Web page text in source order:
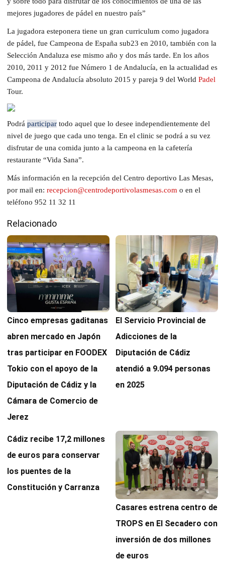
mejores jugadores de pádel en nuestro país”
La jugadora esteponera tiene un gran curriculum como jugadora
de pádel, fue Campeona de España sub23 en 2010, también con la
Selección Andaluza ese mismo año y dos más tarde. En los años
2010, 2011 y 2012 fue Número 1 de Andalucía, en la actualidad es
Campeona de Andalucía absoluto 2015 y pareja 9 del World Padel
Tour.
Podrá participar todo aquel que lo desee independientemente del
nivel de juego que cada uno tenga. En el clinic se podrá a su vez
disfrutar de una comida junto a la campeona en la cafetería
restaurante “Vida Sana”.
Más información en la recepción del Centro deportivo Las Mesas,
por mail en: recepcion@centrodeportivolasmesas.com o en el
teléfono 952 11 32 11
Relacionado
Cinco empresas gaditanas
abren mercado en Japón
tras participar en FOODEX
Tokio con el apoyo de la
Diputación de Cádiz y la
Cámara de Comercio de
Jerez
El Servicio Provincial de
Adicciones de la
Diputación de Cádiz
atendió a 9.094 personas
en 2025
Cádiz recibe 17,2 millones
de euros para conservar
los puentes de la
Constitución y Carranza
Casares estrena centro de
TROPS en El Secadero con
inversión de dos millones
de euros